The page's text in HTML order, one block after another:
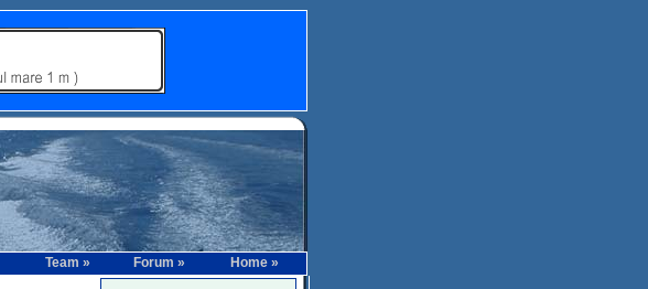
Team » Forum »
Home »